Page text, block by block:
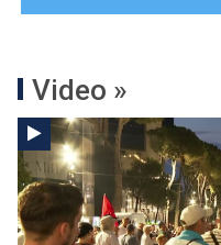
Video »